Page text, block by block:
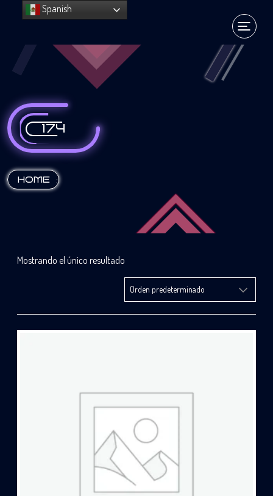
174
HOME :
Mostrando el único resultado
Spanish